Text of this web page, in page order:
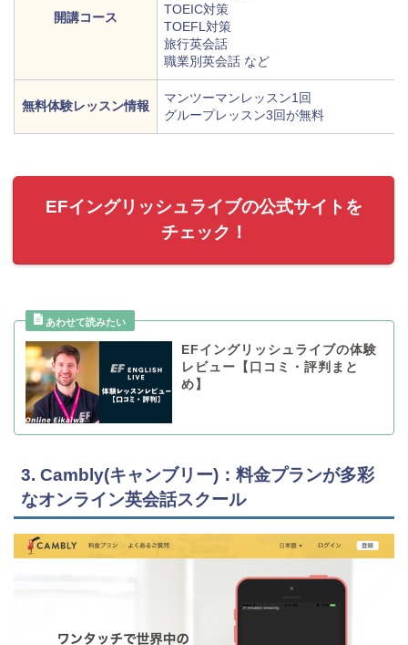
開講コース
TOEIC対策
TOEFL対策
旅行英会話
職業別英会話 など
無料体験レッスン情報
マンツーマンレッスン1回
グループレッスン3回が無料
EFイングリッシュライブの公式サイトを
チェック！
EFイングリッシュライブの体験
レビュー【口コミ・評判まと
め】
3. Cambly(キャンブリー)：料金プランが多彩
なオンライン英会話スクール